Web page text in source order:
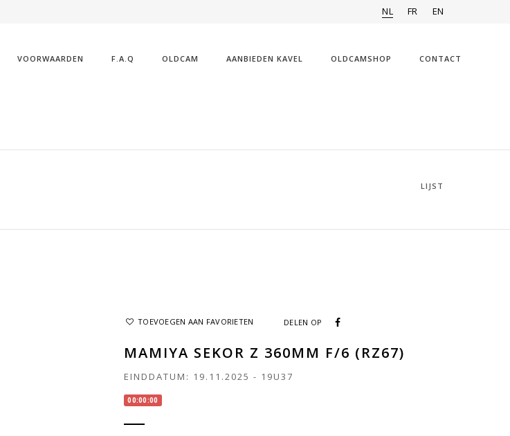
NL FR EN
VOORWAARDEN F.A.Q OLDCAM AANBIEDEN KAVEL OLDCAMSHOP CONTACT
LIJST
TOEVOEGEN AAN FAVORIETEN DELEN OP
MAMIYA SEKOR Z 360MM F/6 (RZ67)
EINDDATUM: 19.11.2025 - 19U37
00:00:00